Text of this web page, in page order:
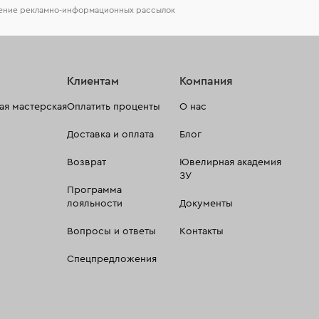
рекламно-информационных рассылок
мастерская
Клиентам
Оплатить проценты
Доставка и оплата
Возврат
Программа
лояльности
Вопросы и ответы
Спецпредложения
Компания
О нас
Блог
Ювелирная академия
ЗУ
Документы
Контакты